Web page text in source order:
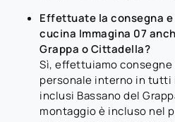
Effettuate la consegna
cucina Immagina 07
Grappa o Cittadella?
Sì, effettuiamo consegne
personale interno in tutti
inclusi Bassano del
montaggio è incluso nel